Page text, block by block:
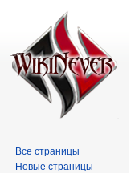
Все страницы
Новые страницы